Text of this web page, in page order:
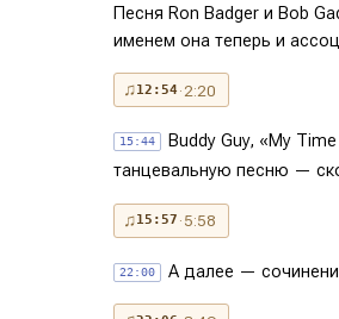
Песня Ron Badger и Bob
именем она теперь и
♫12:54· 2:20
15:44
Buddy Guy, «My
танцевальную песню —
♫15:57 · 5:58
22:00 А далее —